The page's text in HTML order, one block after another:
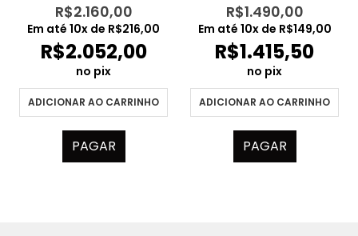
R$2.160,00
Em até 10x de R$216,00
R$2.052,00
no pix
ADICIONAR AO CARRINHO
PAGAR
R$1.490,00
Em até 10x de R$149,00
R$1.415,50
no pix
ADICIONAR AO CARRINHO
PAGAR